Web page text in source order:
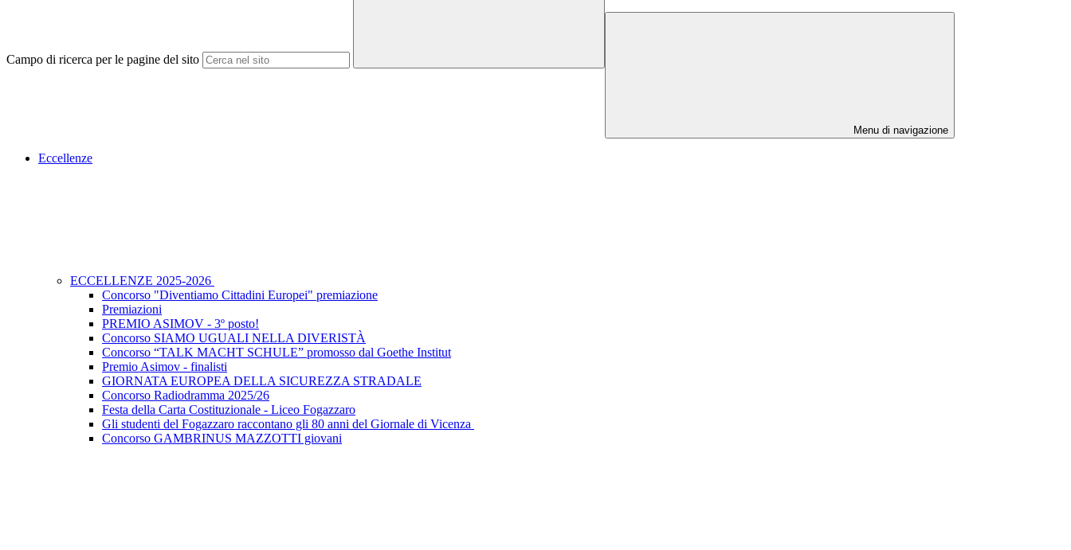
Campo di ricerca per le pagine del sito
Menu di navigazione
Eccellenze
ECCELLENZE 2025-2026
Concorso "Diventiamo Cittadini Europei" premiazione
Premiazioni
PREMIO ASIMOV - 3º posto!
Concorso SIAMO UGUALI NELLA DIVERISTÀ
Concorso “TALK MACHT SCHULE” promosso dal Goethe Institut
Premio Asimov - finalisti
GIORNATA EUROPEA DELLA SICUREZZA STRADALE
Concorso Radiodramma 2025/26
Festa della Carta Costituzionale - Liceo Fogazzaro
Gli studenti del Fogazzaro raccontano gli 80 anni del Giornale di Vicenza
Concorso GAMBRINUS MAZZOTTI giovani